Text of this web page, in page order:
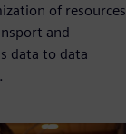
of resources
and
data to data